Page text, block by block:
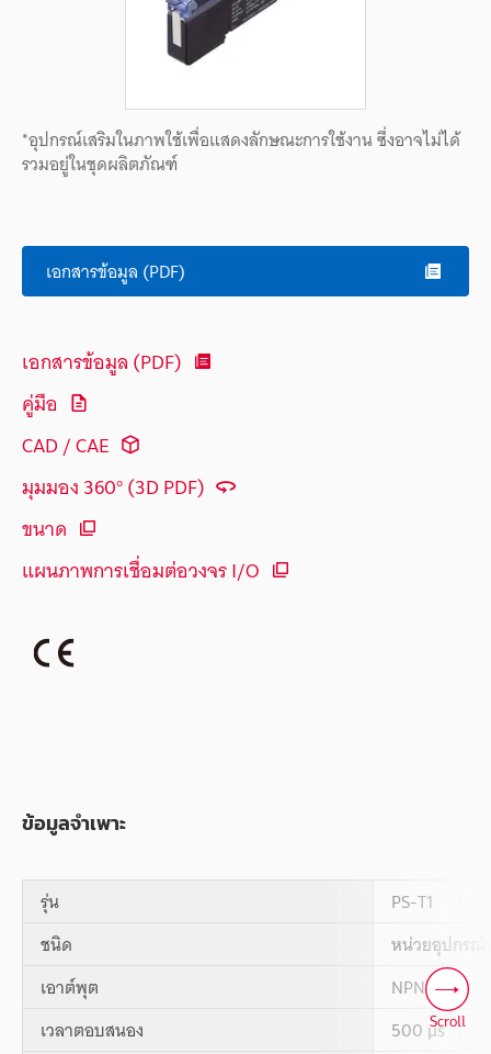
*อุปกรณ์เสริมในภาพใช้เพื่อแสดงลักษณะการใช้งาน ซึ่งอาจไม่ได้
รวมอยู่ในชุดผลิตภัณฑ์
เอกสารข้อมูล (PDF)
เอกสารข้อมูล (PDF)
คู่มือ
CAD / CAE
มุมมอง 360° (3D PDF)
ขนาด
แผนภาพการเชื่อมต่อวงจร I/O
ข้อมูลจำเพาะ
รุ่น
PS-T1
ชนิด
หน่วยอุปกรณ์
เอาต์พุต
NPN
เวลาตอบสนอง
500 µsScroll